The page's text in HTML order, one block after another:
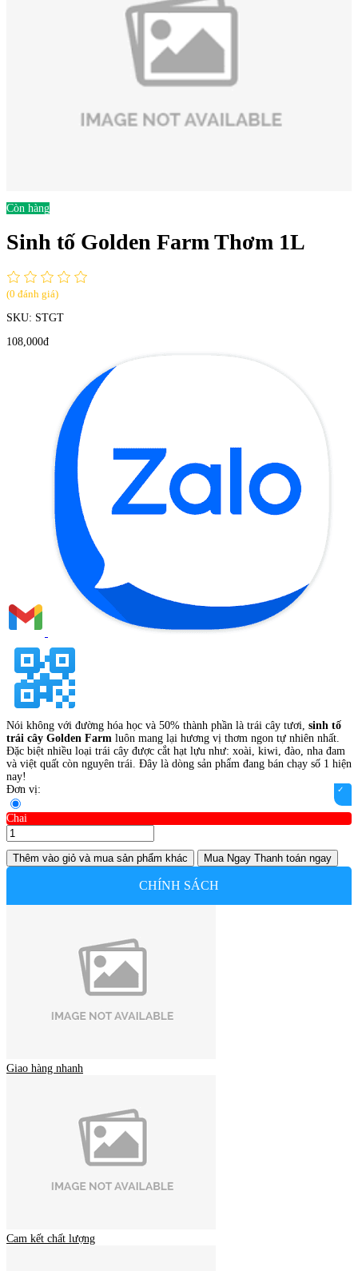
Còn hàng
Sinh tố Golden Farm Thơm 1L
(0 đánh giá)
SKU: STGT
108,000đ
Nói không với đường hóa học và 50% thành phần là trái cây tươi, sinh tố
trái cây Golden Farm luôn mang lại hương vị thơm ngon tự nhiên nhất.
Đặc biệt nhiều loại trái cây được cắt hạt lựu như: xoài, kiwi, đào, nha đam
và việt quất còn nguyên trái. Đây là dòng sản phẩm đang bán chạy số 1 hiện
nay!
Đơn vị:
Chai
Thêm vào giỏ và mua sản phẩm khác Mua Ngay Thanh toán ngay
CHÍNH SÁCH
Giao hàng nhanh
Cam kết chất lượng